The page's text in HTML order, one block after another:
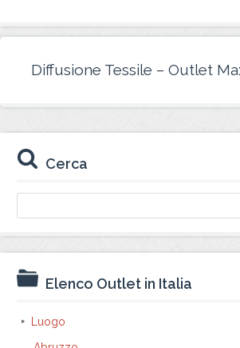
Diffusione Tessile – Outlet
Cerca
for:
Elenco Outlet in Italia
Luogo